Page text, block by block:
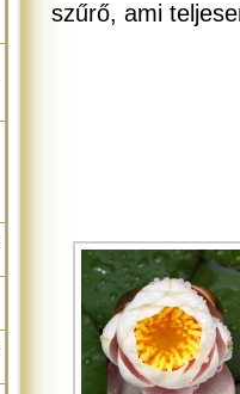
szűrő, ami